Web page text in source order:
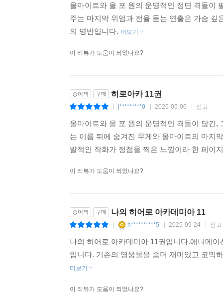
올마이트와 올 포 원의 운명적인 정면 격돌이
주는 마지막 위엄과 전율 돋는 연출은 가슴
의 명반입니다. 더보기
이 리뷰가 도움이 되었나요?
종이책 구매 히로아카 11권
j*********0 2026-05-06 신고
올마이트와 올 포 원의 운명적인 격돌이 담긴
는 이름 뒤에 숨겨진 무게와 올마이트의 마지
발적인 작화가 정점을 찍은 느낌이라 한 페이
이 리뷰가 도움이 되었나요?
종이책 구매 나의 히어로 아카데미아 11
h**********5 2025-09-24 신고
나의 히어로 아카데미아 11권입니다.애니메
입니다. 기존의 영웅물을 좀더 재미있고 코믹
더보기
이 리뷰가 도움이 되었나요?